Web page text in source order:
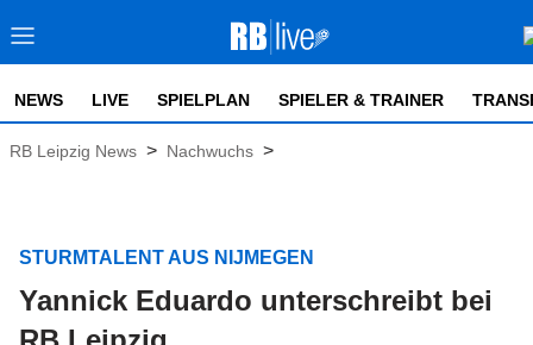
NEWS LIVE SPIELPLAN SPIELER & TRAINER
RB Leipzig News > Nachwuchs >
STURMTALENT AUS NIJMEGEN
Yannick Eduardo unterschreibt bei